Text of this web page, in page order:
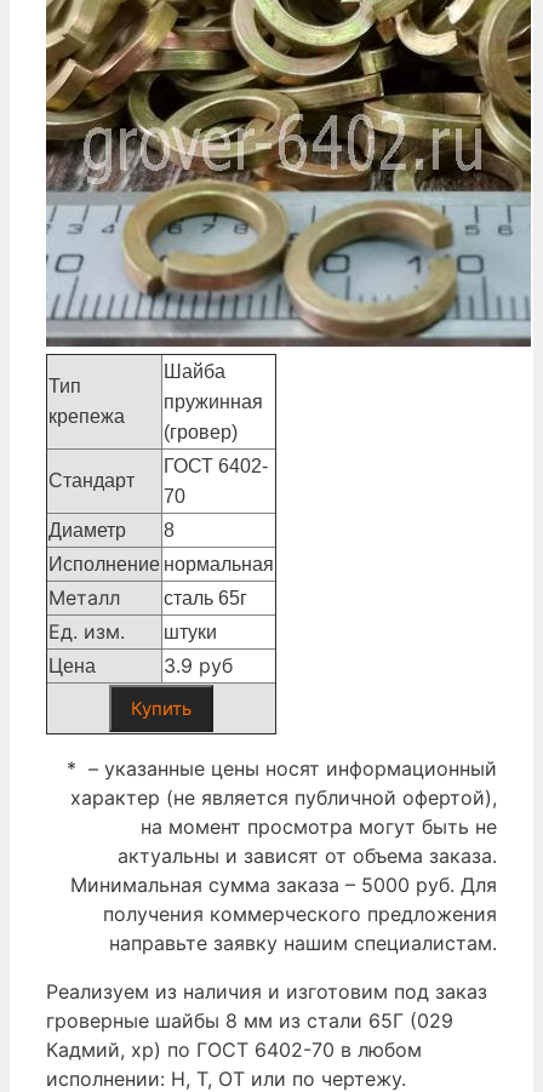
Тип
крепежа
Шайба
пружинная
(гровер)
Стандарт
ГОСТ 6402-
70
Диаметр
8
Исполнение нормальная
Металл сталь 65г
Ед. изм.
штуки
Цена
3.9 руб
Купить
* – указанные цены носят информационный
характер (не является публичной офертой),
на момент просмотра могут быть не
актуальны и зависят от объема заказа.
Минимальная сумма заказа – 5000 руб. Для
получения коммерческого предложения
направьте заявку нашим специалистам.
Реализуем из наличия и изготовим под заказ
гроверные шайбы 8 мм из стали 65Г (029
Кадмий, хр) по ГОСТ 6402-70 в любом
исполнении: Н, Т, ОТ или по чертежу.